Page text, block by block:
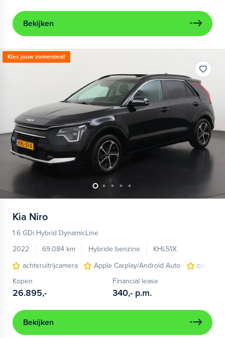
Bekijken
Kies jouw zomerdeal!
Kia Niro
1.6 GDi Hybrid DynamicLine
2022
69.084 km Hybride benzine
KHL51X
achteruitrijcamera
Apple Carplay/Android Auto
cruise
Kopen
26.895,-
Financial lease
340,- p.m.
Bekijken